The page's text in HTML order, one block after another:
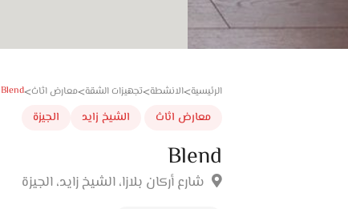
الرئيسية>الانشطة>تجهيزات الشقة>معارض اثاث>
Blend
معارض اثاث الشيخ زايد الجيزة
Blend
شارع أركان بلازا، الشيخ زايد، الجيزة